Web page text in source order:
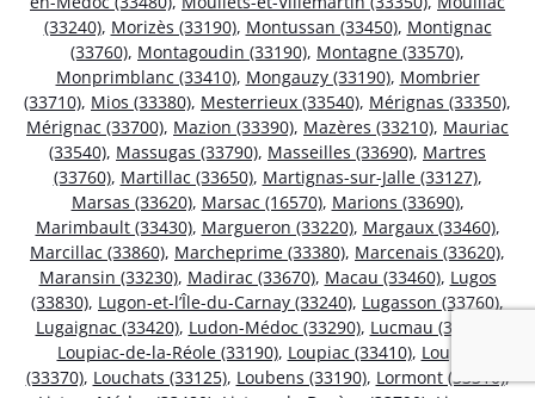
(33240), Morizès (33190), Montussan (33450), Montignac
(33760), Montagoudin (33190), Montagne (33570),
Monprimblanc (33410), Mongauzy (33190), Mombrier
(33710), Mios (33380), Mesterrieux (33540), Mérignas (33350),
Mérignac (33700), Mazion (33390), Mazères (33210), Mauriac
(33540), Massugas (33790), Masseilles (33690), Martres
(33760), Martillac (33650), Martignas-sur-Jalle (33127),
Marsas (33620), Marsac (16570), Marions (33690),
Marimbault (33430), Margueron (33220), Margaux (33460),
Marcillac (33860), Marcheprime (33380), Marcenais (33620),
Maransin (33230), Madirac (33670), Macau (33460), Lugos
(33830), Lugon-et-l’Île-du-Carnay (33240), Lugasson (33760),
Lugaignac (33420), Ludon-Médoc (33290), Lucmau (33840)
Loupiac-de-la-Réole (33190), Loupiac (33410), Loupes
(33370), Louchats (33125), Loubens (33190), Lormont (33310),